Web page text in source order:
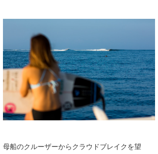
母船のクルーザーからクラウドブレイクを望
CBA Films
熊谷素子
田原啓江
植村未来
NOBUFUKU
大野”MAR”修聖
喜納海人
chan-U
ECE
G◎Da
H
KID
KOBU
KY